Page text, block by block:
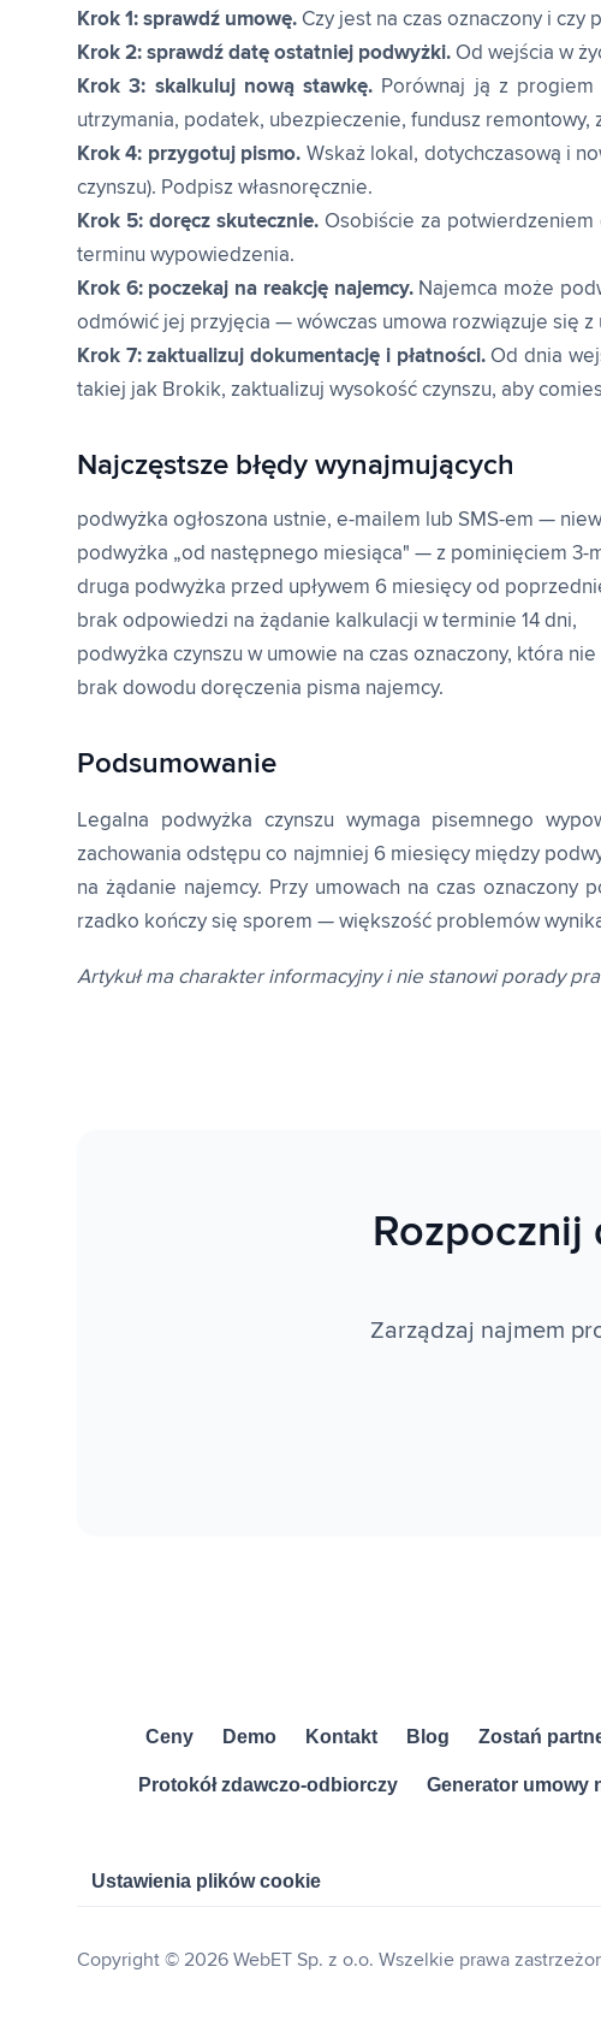
Krok 1: sprawdź umowę. Czy jest na czas oznaczony i
Krok 2: sprawdź datę ostatniej podwyżki. Od wejścia w
Krok 3: skalkuluj nową stawkę. Porównaj ją z
utrzymania, podatek, ubezpieczenie, fundusz remontowy,
Krok 4: przygotuj pismo. Wskaż lokal, dotychczasową i
czynszu). Podpisz własnoręcznie.
Krok 5: doręcz skutecznie. Osobiście za
terminu wypowiedzenia.
Krok 6: poczekaj na reakcję najemcy.Najemca może
odmówić jej przyjęcia — wówczas umowa rozwiązuje się z
Krok 7: zaktualizuj dokumentację i płatności.Od dnia
takiej jak Brokik, zaktualizuj wysokość czynszu, aby
Najczęstsze błędy wynajmujących
podwyżka ogłoszona ustnie, e-mailem lub SMS-em —
podwyżka „od następnego miesiąca" — z pominięciem 3-
druga podwyżka przed upływem 6 miesięcy od
brak odpowiedzi na żądanie kalkulacji w terminie 14 dni,
podwyżka czynszu w umowie na czas oznaczony, która
brak dowodu doręczenia pisma najemcy.
Podsumowanie
Legalna podwyżka czynszu wymaga pisemnego
zachowania odstępu co najmniej 6 miesięcy między
na żądanie najemcy. Przy umowach na czas
rzadko kończy się sporem — większość problemów
Artykuł ma charakter informacyjny i nie stanowi porady
Rozpocznij
Zarządzaj najmem
Ceny Demo Kontakt Blog Zostań
Protokół zdawczo-odbiorczy Generator umowy
Ustawienia plików cookie
Copyright © 2026 WebET Sp. z o.o. Wszelkie prawa